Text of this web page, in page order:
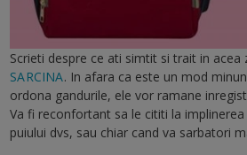
Scrieti despre ce ati simtit si trait in acea
SARCINA. In afara ca este un mod
ordona gandurile, ele vor ramane
Va fi reconfortant sa le cititi la
puiului dvs, sau chiar cand va sarbatori